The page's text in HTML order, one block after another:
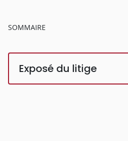
SOMMAIRE
Exposé du litige